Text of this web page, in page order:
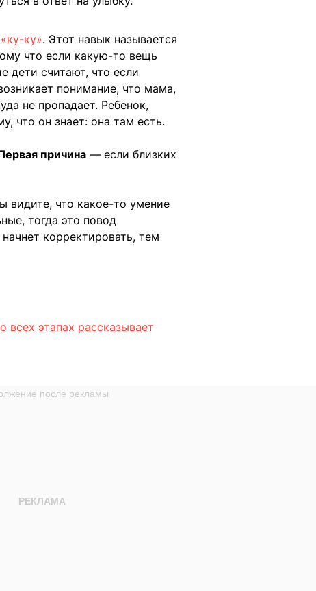
ку». Этот навык называется
что если какую-то вещь
дети считают, что если
понимание, что мама,
не пропадает. Ребенок,
что он знает: она там есть.
причина — если близких
видите, что какое-то умение
тогда это повод
корректировать, тем
этапах рассказывает